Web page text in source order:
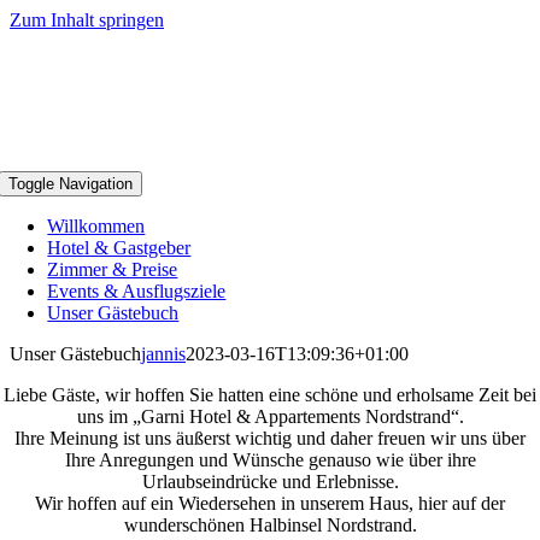
Zum Inhalt springen
Toggle Navigation
Willkommen
Hotel & Gastgeber
Zimmer & Preise
Events & Ausflugsziele
Unser Gästebuch
Unser Gästebuchjannis2023-03-16T13:09:36+01:00
Liebe Gäste, wir hoffen Sie hatten eine schöne und erholsame Zeit bei
uns im „Garni Hotel & Appartements Nordstrand“.
Ihre Meinung ist uns äußerst wichtig und daher freuen wir uns über
Ihre Anregungen und Wünsche genauso wie über ihre
Urlaubseindrücke und Erlebnisse.
Wir hoffen auf ein Wiedersehen in unserem Haus, hier auf der
wunderschönen Halbinsel Nordstrand.